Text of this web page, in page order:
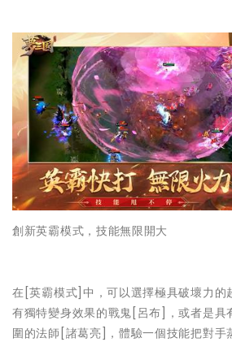
創新英霸模式，技能無限開大
在[英霸模式]中，可以選擇極具破壞力的
有獨特變身效果的戰鬼[呂布]，或者是具
圍的法師[諸葛亮]，體驗一個技能把對手